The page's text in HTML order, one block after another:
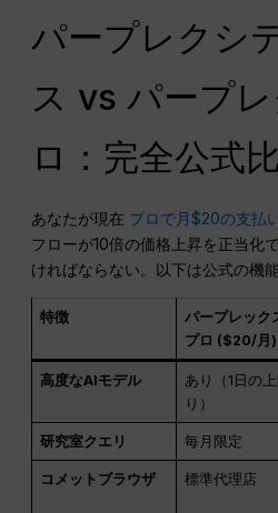
パープレクシ
ス vs パープ
ロ：完全公式
あなたが現在 プロで月$20の支払
フローが10倍の価格上昇を正当化
ければならない。以下は公式の機
特徴
パープレック
プロ ($20/月)
高度なAIモデル
あり（1日の
り）
研究室クエリ 毎月限定
コメットブラウザ 標準代理店